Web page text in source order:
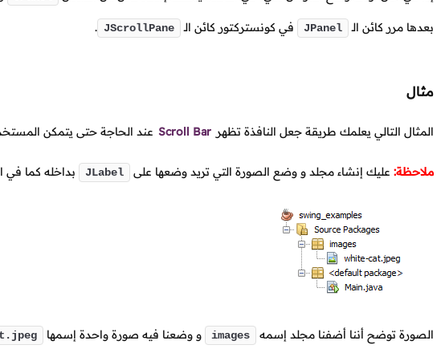
بعدها مرر كائن الـ JPanel في كونستركتور كائن الـ JScrollPane
.
مثال
المثال التالي يعلمك طريقة جعل النافذة تظهر Scroll Bar عند الحاجة حتى يتمكن
ملاحظة: عليك إنشاء مجلد و وضع الصورة التي تريد وضعها على JLabel بداخله كما في
الصورة توضح أننا أضفنا مجلد إسمه images و وضعنا فيه صورة واحدة إسمها